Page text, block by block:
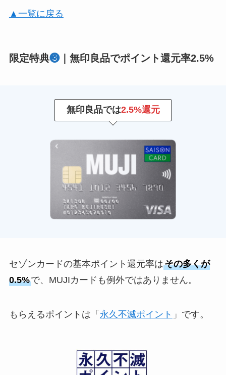
▲一覧に戻る
限定特典❸｜無印良品でポイント還元率2.5%
無印良品では2.5%還元
セゾンカードの基本ポイント還元率はその多くが
0.5%で、MUJIカードも例外ではありません。
もらえるポイントは「 永久不滅ポイント 」です。